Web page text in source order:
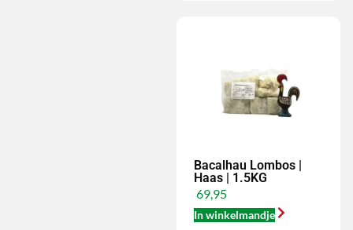
Bacalhau Lombos |
Haas | 1.5KG
69,95
In winkelmandje